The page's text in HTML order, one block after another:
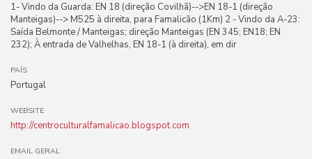
1- Vindo da Guarda: EN 18 (direção Covilhã)-->EN 18-1 (direção
Manteigas)--> M525 à direita, para Famalicão (1Km) 2 - Vindo da A-23:
Saída Belmonte / Manteigas; direção Manteigas (EN 345; EN18; EN
232); À entrada de Valhelhas, EN 18-1 (à direita), em dir
PAÍS
Portugal
WEBSITE
http://centroculturalfamalicao.blogspot.com
EMAIL GERAL